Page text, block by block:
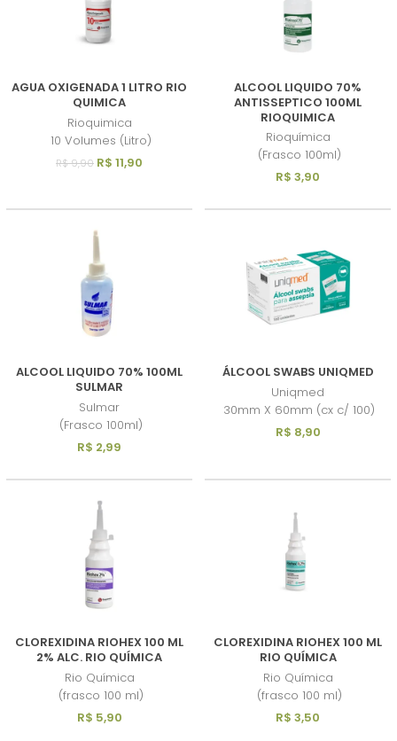
AGUA OXIGENADA 1 LITRO RIO
QUIMICA
Rioquimica
10 Volumes (Litro)
R$ 9,90 R$ 11,90
ALCOOL LIQUIDO 70%
ANTISSEPTICO 100ML
RIOQUIMICA
Rioquímica
(Frasco 100ml)
R$ 3,90
ALCOOL LIQUIDO 70% 100ML
SULMAR
Sulmar
(Frasco 100ml)
R$ 2,99
ÁLCOOL SWABS UNIQMED
Uniqmed
30mm X 60mm (cx c/ 100)
R$ 8,90
CLOREXIDINA RIOHEX 100 ML
2% ALC. RIO QUÍMICA
Rio Química
(frasco 100 ml)
R$ 5,90
CLOREXIDINA RIOHEX 100 ML
RIO QUÍMICA
Rio Química
(frasco 100 ml)
R$ 3,50